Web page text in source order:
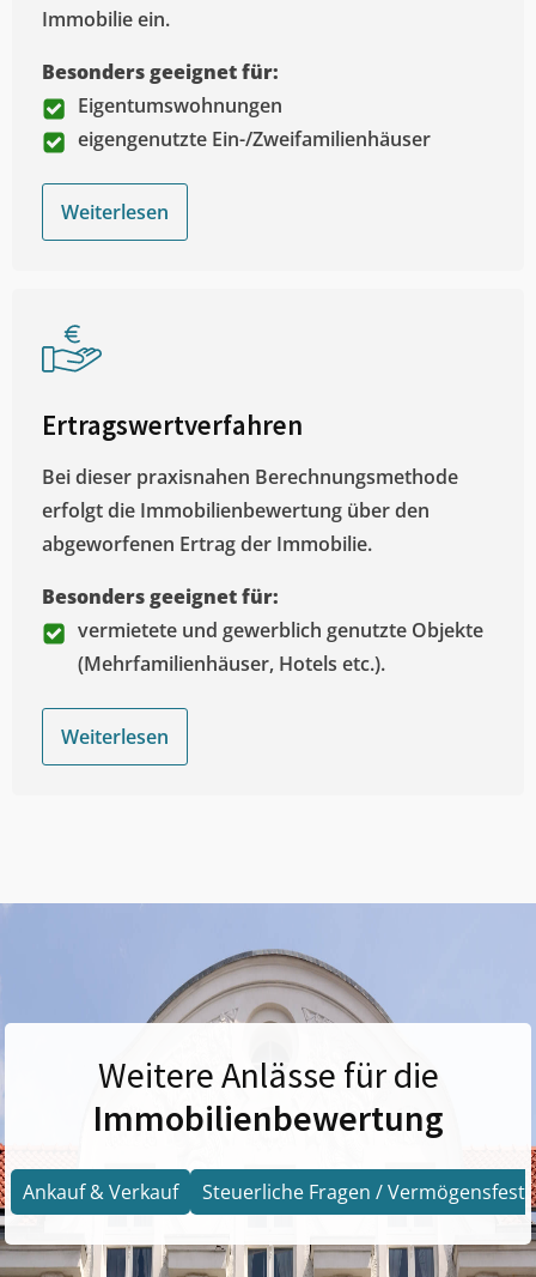
Immobilie ein.
Besonders geeignet für:
Eigentumswohnungen
eigengenutzte Ein-/Zweifamilienhäuser
Weiterlesen
Ertragswertverfahren
Bei dieser praxisnahen Berechnungsmethode
erfolgt die Immobilienbewertung über den
abgeworfenen Ertrag der Immobilie.
Besonders geeignet für:
vermietete und gewerblich genutzte Objekte
(Mehrfamilienhäuser, Hotels etc.).
Weiterlesen
Weitere Anlässe für die
Immobilienbewertung
Ankauf & Verkauf Steuerliche Fragen /